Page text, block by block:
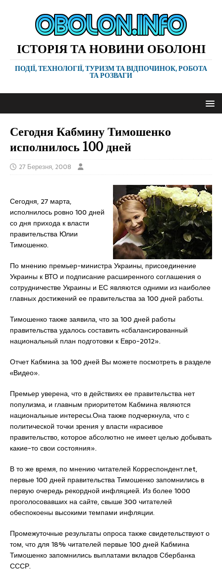
ІСТОРІЯ ТА НОВИНИ ОБОЛОНІ
ПОДІЇ, ТЕХНОЛОГІЇ, ТУРИЗМ ТА ВІДПОЧИНОК, РОБОТА
ТА РОЗВАГИ
Сегодня Кабмину Тимошенко
исполнилось 100 дней
27 Березня, 2008
Сегодня, 27 марта,
исполнилось ровно 100 дней
со дня прихода к власти
правительства Юлии
Тимошенко.
По мнению премьер-министра Украины, присоединение
Украины к ВТО и подписание расширенного соглашения о
сотрудничестве Украины и ЕС являются одними из наиболее
главных достижений ее правительства за 100 дней работы.
Тимошенко также заявила, что за 100 дней работы
правительства удалось составить «сбалансированный
национальный план подготовки к Евро-2012».
Отчет Кабмина за 100 дней Вы можете посмотреть в разделе
«Видео».
Премьер уверена, что в действиях ее правительства нет
популизма, и главным приоритетом Кабмина являются
национальные интересы.Она также подчеркнула, что с
политической точки зрения у власти «красивое
правительство, которое абсолютно не имеет целью добывать
какие-то свои состояния».
В то же время, по мнению читателей Корреспондент.net,
первые 100 дней правительства Тимошенко запомнились в
первую очередь рекордной инфляцией. Из более 1000
проголосовавших на сайте, свыше 300 читателей
обеспокоены высокими темпами инфляции.
Промежуточные результаты опроса также свидетельствуют о
том, что для 18% читателей первые 100 дней Кабмина
Тимошенко запомнились выплатами вкладов Сбербанка
СССР.